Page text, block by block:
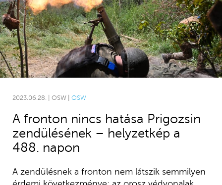
2023.06.28. | OSW | OSW
A fronton nincs hatása Prigozsin
zendülésének – helyzetkép a
488. napon
A zendülésnek a fronton nem látszik semmilyen